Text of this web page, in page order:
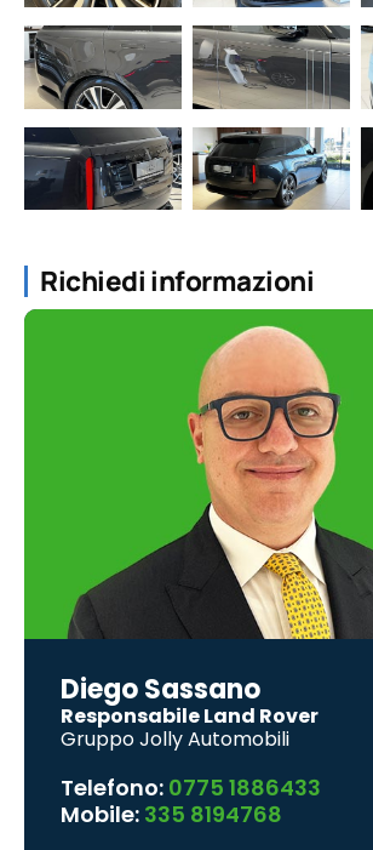
Richiedi informazioni
Diego Sassano
Responsabile Land Rover
Gruppo Jolly Automobili
Telefono: 0775 1886433
Mobile: 335 8194768